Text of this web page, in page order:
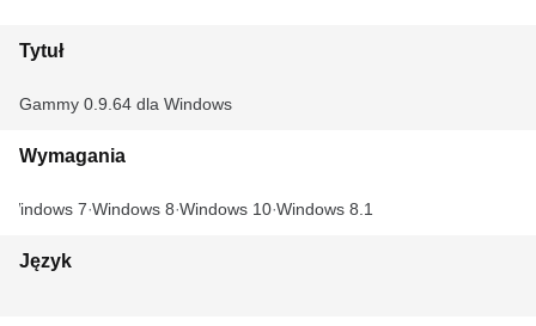
Tytuł
Gammy 0.9.64 dla Windows
Wymagania
Windows 7 Windows 8 Windows 10 Windows 8.1
Język